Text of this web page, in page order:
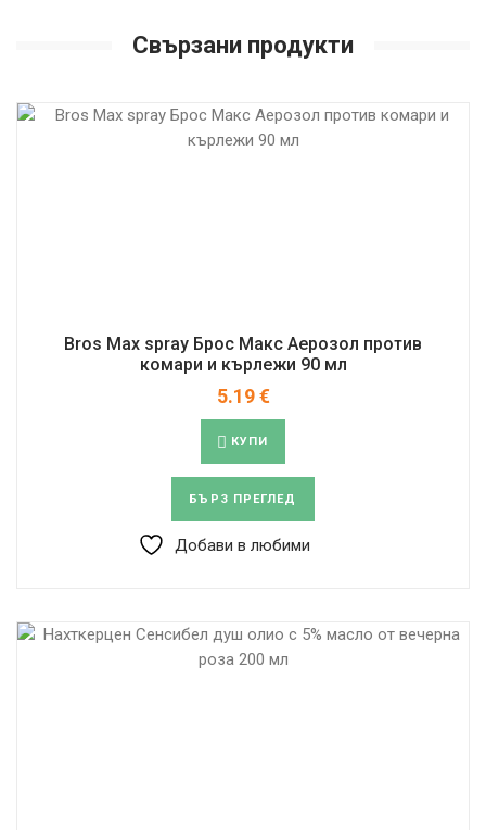
Свързани продукти
Bros Max spray Брос Макс Аерозол против
комари и кърлежи 90 мл
5.19€
КУПИ
БЪРЗ ПРЕГЛЕД
Добави в любими